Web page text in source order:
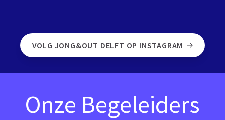
VOLG JONG&OUT DELFT OP INSTAGRAM
Onze Begeleiders